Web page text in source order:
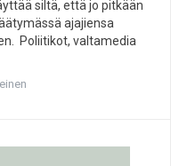
siltä, että jo pitkään
ajajiensa
Poliitikot, valtamedia